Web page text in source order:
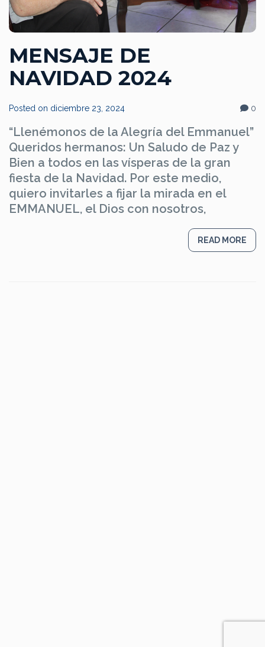
MENSAJE DE
NAVIDAD 2024
Posted on diciembre 23, 2024 0
“Llenémonos de la Alegría del Emmanuel”
Queridos hermanos: Un Saludo de Paz y
Bien a todos en las vísperas de la gran
fiesta de la Navidad. Por este medio,
quiero invitarles a fijar la mirada en el
EMMANUEL, el Dios con nosotros,
READ MORE